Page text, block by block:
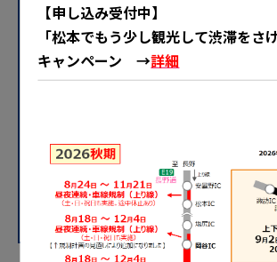
【申し込み受付中】
「松本でもう少し観光して渋滞をさ
キャンペーン →詳細